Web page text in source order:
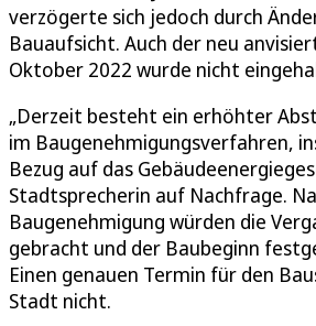
verzögerte sich jedoch durch
Bauaufsicht. Auch der neu
Oktober 2022 wurde nicht
„Derzeit besteht ein erhöhter
im Baugenehmigungsverfahren,
Bezug auf das
Stadtsprecherin auf Nachfrage.
Baugenehmigung würden die
gebracht und der Baubeginn
Einen genauen Termin für den
Stadt nicht.